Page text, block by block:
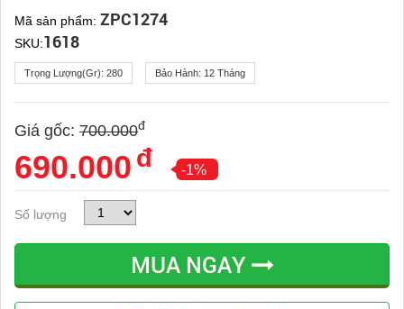
Mã sản phẩm: ZPC1274
SKU:1618
Trọng Lượng(gr): 280 Bảo Hành: 12 Tháng
Giá gốc: 700.000đ
690.000 đ -1%
Số lượng
MUA NGAY